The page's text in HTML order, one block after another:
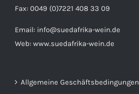
Fax: 0049 (0)7221 408 33 09
Email: info@suedafrika-wein.de
Web: www.suedafrika-wein.de
Allgemeine Geschäftsbedingungen